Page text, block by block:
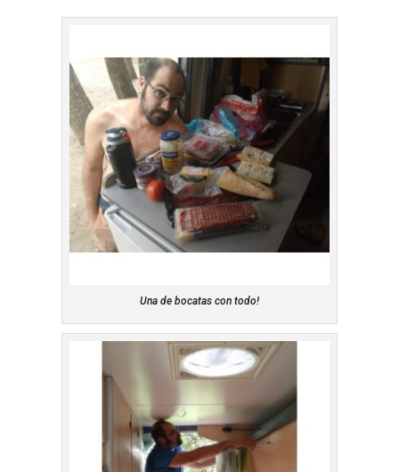
Una de bocatas con todo!